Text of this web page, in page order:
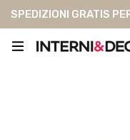
SPEDIZIONI GRATIS